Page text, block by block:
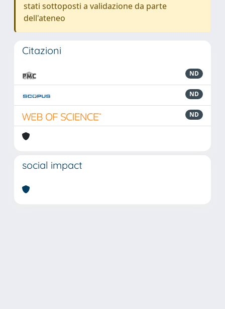
stati sottoposti a validazione da parte
dell'ateneo
Citazioni
ND
ND
ND
social impact